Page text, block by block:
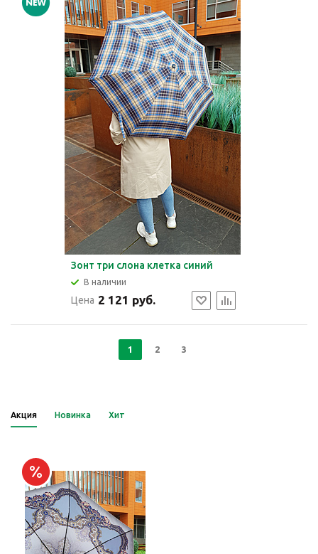
Зонт три слона клетка синий
В наличии
Цена 2 121 руб.
1 2 3
Акция Новинка Хит